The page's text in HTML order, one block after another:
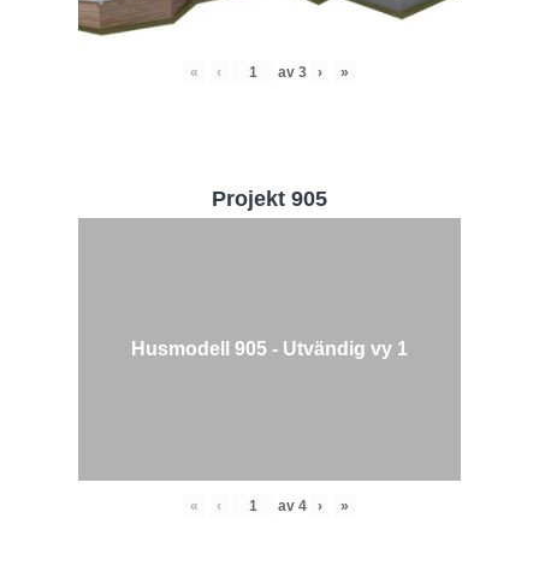
« ‹ av 3 › »
Projekt 905
Husmodell 905 - Utvändig vy 1
« ‹ av 4 › »